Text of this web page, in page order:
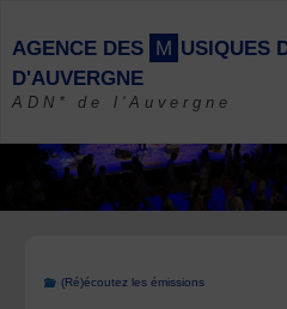
content
AGENCE DES M USIQUES
D'AUVERGNE
ADN* de l'Auvergne
(Ré)écoutez les émissions